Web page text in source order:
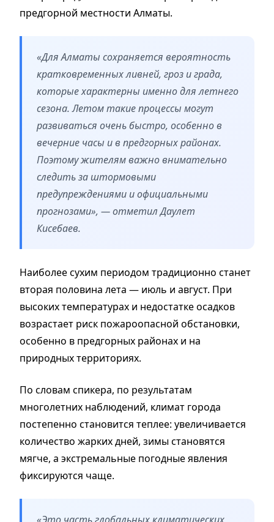
предгорной местности Алматы.
«Для Алматы сохраняется вероятность
кратковременных ливней, гроз и града,
которые характерны именно для летнего
сезона. Летом такие процессы могут
развиваться очень быстро, особенно в
вечерние часы и в предгорных районах.
Поэтому жителям важно внимательно
следить за штормовыми
предупреждениями и официальными
прогнозами», — отметил Даулет
Кисебаев.
Наиболее сухим периодом традиционно станет
вторая половина лета — июль и август. При
высоких температурах и недостатке осадков
возрастает риск пожароопасной обстановки,
особенно в предгорных районах и на
природных территориях.
По словам спикера, по результатам
многолетних наблюдений, климат города
постепенно становится теплее: увеличивается
количество жарких дней, зимы становятся
мягче, а экстремальные погодные явления
фиксируются чаще.